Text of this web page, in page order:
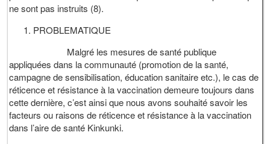
ne sont pas instruits (8).
PROBLEMATIQUE
Malgré les mesures de santé publique
appliquées dans la communauté (promotion de la santé,
campagne de sensibilisation, éducation sanitaire etc.), le cas de
réticence et résistance à la vaccination demeure toujours dans
cette dernière, c’est ainsi que nous avons souhaité savoir les
facteurs ou raisons de réticence et résistance à la vaccination
dans l’aire de santé Kinkunki.